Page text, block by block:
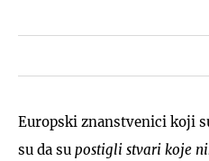
Europski znanstvenici koji
su da su postigli stvari koje